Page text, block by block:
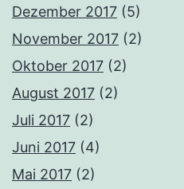
Dezember 2017 (5)
November 2017 (2)
Oktober 2017 (2)
August 2017 (2)
Juli 2017 (2)
Juni 2017 (4)
Mai 2017 (2)